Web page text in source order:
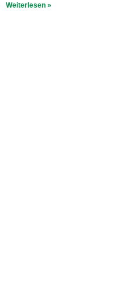
Weiterlesen »